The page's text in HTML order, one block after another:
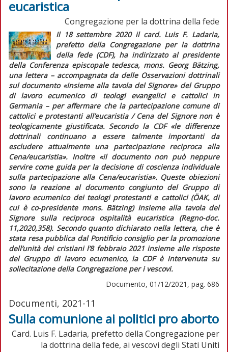
eucaristica
Congregazione per la dottrina della fede
Il 18 settembre 2020 il card. Luis F. Ladaria,
prefetto della Congregazione per la dottrina
della fede (CDF), ha indirizzato al presidente
della Conferenza episcopale tedesca, mons. Georg Bätzing,
una lettera – accompagnata da delle Osservazioni dottrinali
sul documento «Insieme alla tavola del Signore» del Gruppo
di lavoro ecumenico di teologi evangelici e cattolici in
Germania – per affermare che la partecipazione comune di
cattolici e protestanti all’eucaristia / Cena del Signore non è
teologicamente giustificata. Secondo la CDF «le differenze
dottrinali continuano a essere talmente importanti da
escludere attualmente una partecipazione reciproca alla
Cena/eucaristia». Inoltre «il documento non può neppure
servire come guida per la decisione di coscienza individuale
sulla partecipazione alla Cena/eucaristia». Queste obiezioni
sono la reazione al documento congiunto del Gruppo di
lavoro ecumenico dei teologi protestanti e cattolici (ÖAK, di
cui è co-presidente mons. Bätzing) Insieme alla tavola del
Signore sulla reciproca ospitalità eucaristica (Regno-doc.
11,2020,358). Secondo quanto dichiarato nella lettera, che è
stata resa pubblica dal Pontificio consiglio per la promozione
dell’unità dei cristiani l’8 febbraio 2021 insieme alle risposte
del Gruppo di lavoro ecumenico, la CDF è intervenuta su
sollecitazione della Congregazione per i vescovi.
Documento, 01/12/2021, pag. 686
Documenti, 2021-11
Sulla comunione ai politici pro aborto
Card. Luis F. Ladaria, prefetto della Congregazione per
la dottrina della fede, ai vescovi degli Stati Uniti